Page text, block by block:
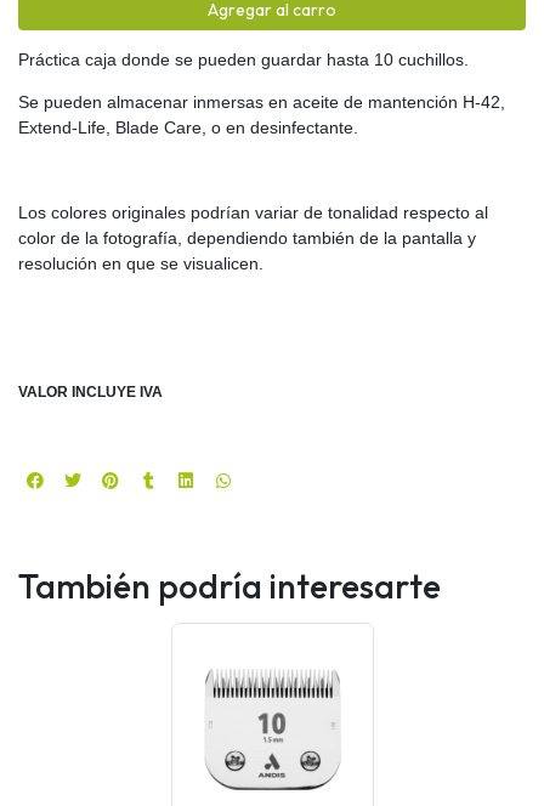
Agregar al carro
Práctica caja donde se pueden guardar hasta 10 cuchillos.
Se pueden almacenar inmersas en aceite de mantención H-42,
Extend-Life, Blade Care, o en desinfectante.
Los colores originales podrían variar de tonalidad respecto al
color de la fotografía, dependiendo también de la pantalla y
resolución en que se visualicen.
VALOR INCLUYE IVA
También podría interesarte